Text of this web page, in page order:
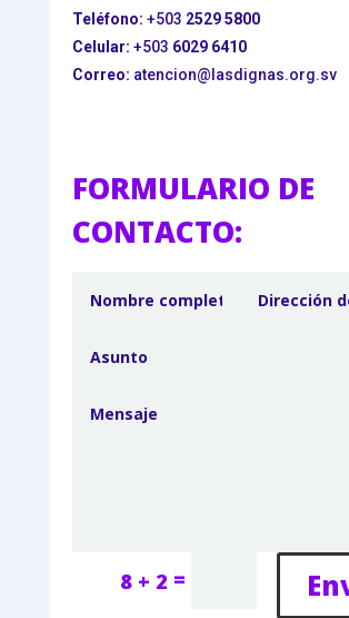
Teléfono: +503 2529 5800
Celular: +503 6029 6410
Correo: atencion@lasdignas.org.sv
FORMULARIO DE
CONTACTO:
8 + 2 =